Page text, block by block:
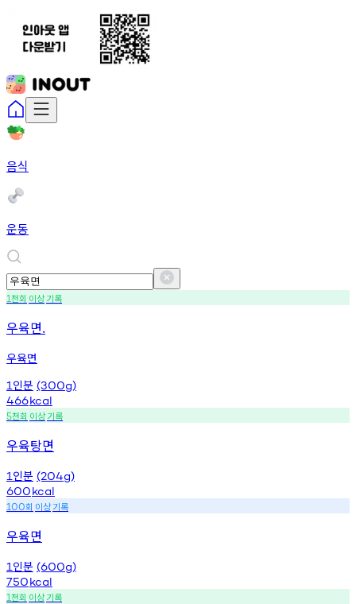
음식
운동
1천회 이상기록
우육면.
우육면
1 인분 (300g)
466kcal
5천회 이상기록
우육탕면
1 인분 (204g)
600kcal
100회 이상기록
우육면
1 인분 (600g)
750kcal
1천회 이상기록